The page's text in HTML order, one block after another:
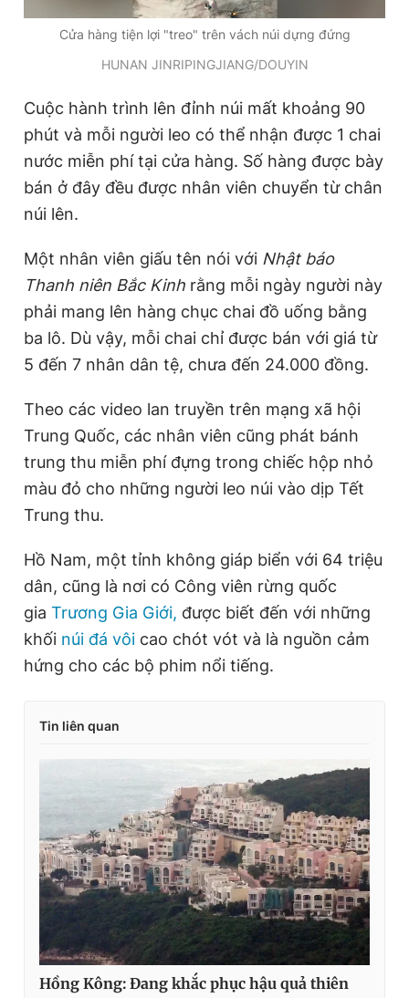
Cửa hàng tiện lợi "treo" trên vách núi dựng đứng
HUNAN JINRIPINGJIANG/DOUYIN
Cuộc hành trình lên đỉnh núi mất khoảng 90
phút và mỗi người leo có thể nhận được 1 chai
nước miễn phí tại cửa hàng. Số hàng được bày
bán ở đây đều được nhân viên chuyển từ chân
núi lên.
Một nhân viên giấu tên nói với Nhật báo
Thanh niên Bắc Kinh rằng mỗi ngày người này
phải mang lên hàng chục chai đồ uống bằng
ba lô. Dù vậy, mỗi chai chỉ được bán với giá từ
5 đến 7 nhân dân tệ, chưa đến 24.000 đồng.
Theo các video lan truyền trên mạng xã hội
Trung Quốc, các nhân viên cũng phát bánh
trung thu miễn phí đựng trong chiếc hộp nhỏ
màu đỏ cho những người leo núi vào dịp Tết
Trung thu.
Hồ Nam, một tỉnh không giáp biển với 64 triệu
dân, cũng là nơi có Công viên rừng quốc
gia Trương Gia Giới, được biết đến với những
khối núi đá vôi cao chót vót và là nguồn cảm
hứng cho các bộ phim nổi tiếng.
Tin liên quan
Hồng Kông: Đang khắc phục hậu quả thiên